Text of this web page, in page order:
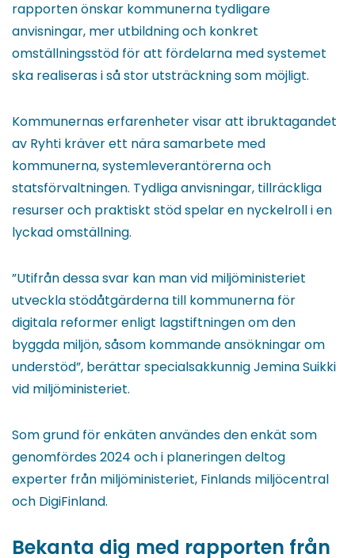
rapporten önskar kommunerna tydligare
anvisningar, mer utbildning och konkret
omställningsstöd för att fördelarna med systemet
ska realiseras i så stor utsträckning som möjligt.
Kommunernas erfarenheter visar att ibruktagandet
av Ryhti kräver ett nära samarbete med
kommunerna, systemleverantörerna och
statsförvaltningen. Tydliga anvisningar, tillräckliga
resurser och praktiskt stöd spelar en nyckelroll i en
lyckad omställning.
”Utifrån dessa svar kan man vid miljöministeriet
utveckla stödåtgärderna till kommunerna för
digitala reformer enligt lagstiftningen om den
byggda miljön, såsom kommande ansökningar om
understöd”, berättar specialsakkunnig Jemina Suikki
vid miljöministeriet.
Som grund för enkäten användes den enkät som
genomfördes 2024 och i planeringen deltog
experter från miljöministeriet, Finlands miljöcentral
och DigiFinland.
Bekanta dig med rapporten från